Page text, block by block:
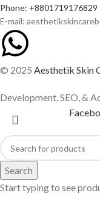
Phone: +8801719176829
E-mail:
© 2025 Aesthetik Skin
Development, SEO, &
Search
Start typing to see